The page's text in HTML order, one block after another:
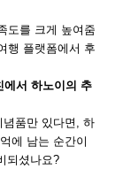
도를 크게 높여줌
행 플랫폼에서 후
에서 하노이의 추
품만 있다면, 하
에 남는 순간이
되셨나요?